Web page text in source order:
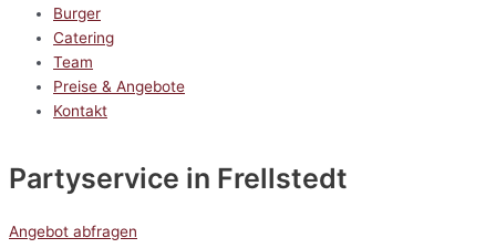
Burger
Catering
Team
Preise & Angebote
Kontakt
Partyservice in Frellstedt
Angebot abfragen